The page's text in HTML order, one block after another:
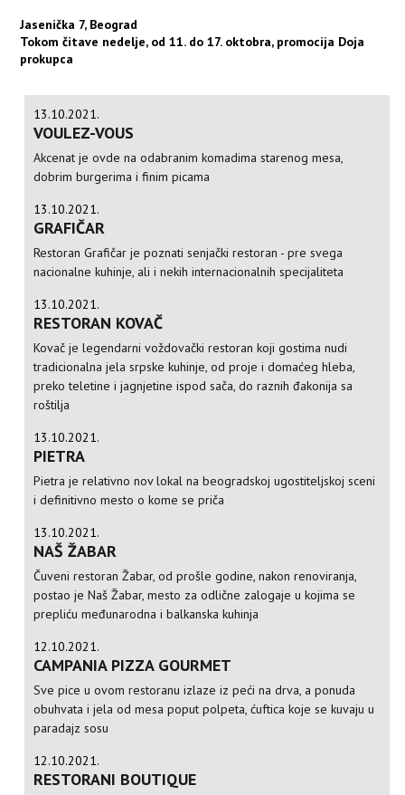
Jasenička 7, Beograd
Tokom čitave nedelje, od 11. do 17. oktobra, promocija Doja
prokupca
13.10.2021.
VOULEZ-VOUS
Akcenat je ovde na odabranim komadima starenog mesa,
dobrim burgerima i finim picama
13.10.2021.
GRAFIČAR
Restoran Grafičar je poznati senjački restoran - pre svega
nacionalne kuhinje, ali i nekih internacionalnih specijaliteta
13.10.2021.
RESTORAN KOVAČ
Kovač je legendarni voždovački restoran koji gostima nudi
tradicionalna jela srpske kuhinje, od proje i domaćeg hleba,
preko teletine i jagnjetine ispod sača, do raznih đakonija sa
roštilja
13.10.2021.
PIETRA
Pietra je relativno nov lokal na beogradskoj ugostiteljskoj sceni
i definitivno mesto o kome se priča
13.10.2021.
NAŠ ŽABAR
Čuveni restoran Žabar, od prošle godine, nakon renoviranja,
postao je Naš Žabar, mesto za odlične zalogaje u kojima se
prepliću međunarodna i balkanska kuhinja
12.10.2021.
CAMPANIA PIZZA GOURMET
Sve pice u ovom restoranu izlaze iz peći na drva, a ponuda
obuhvata i jela od mesa poput polpeta, ćuftica koje se kuvaju u
paradajz sosu
12.10.2021.
RESTORANI BOUTIQUE